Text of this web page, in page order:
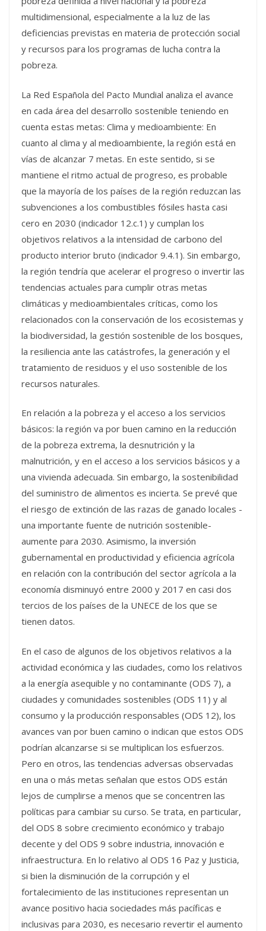
multidimensional, especialmente a la luz de las
deficiencias previstas en materia de protección social
y recursos para los programas de lucha contra la
pobreza.
La Red Española del Pacto Mundial analiza el avance
en cada área del desarrollo sostenible teniendo en
cuenta estas metas: Clima y medioambiente: En
cuanto al clima y al medioambiente, la región está en
vías de alcanzar 7 metas. En este sentido, si se
mantiene el ritmo actual de progreso, es probable
que la mayoría de los países de la región reduzcan las
subvenciones a los combustibles fósiles hasta casi
cero en 2030 (indicador 12.c.1) y cumplan los
objetivos relativos a la intensidad de carbono del
producto interior bruto (indicador 9.4.1). Sin embargo,
la región tendría que acelerar el progreso o invertir las
tendencias actuales para cumplir otras metas
climáticas y medioambientales críticas, como los
relacionados con la conservación de los ecosistemas y
la biodiversidad, la gestión sostenible de los bosques,
la resiliencia ante las catástrofes, la generación y el
tratamiento de residuos y el uso sostenible de los
recursos naturales.
En relación a la pobreza y el acceso a los servicios
básicos: la región va por buen camino en la reducción
de la pobreza extrema, la desnutrición y la
malnutrición, y en el acceso a los servicios básicos y a
una vivienda adecuada. Sin embargo, la sostenibilidad
del suministro de alimentos es incierta. Se prevé que
el riesgo de extinción de las razas de ganado locales -
una importante fuente de nutrición sostenible-
aumente para 2030. Asimismo, la inversión
gubernamental en productividad y eficiencia agrícola
en relación con la contribución del sector agrícola a la
economía disminuyó entre 2000 y 2017 en casi dos
tercios de los países de la UNECE de los que se
tienen datos.
En el caso de algunos de los objetivos relativos a la
actividad económica y las ciudades, como los relativos
a la energía asequible y no contaminante (ODS 7), a
ciudades y comunidades sostenibles (ODS 11) y al
consumo y la producción responsables (ODS 12), los
avances van por buen camino o indican que estos ODS
podrían alcanzarse si se multiplican los esfuerzos.
Pero en otros, las tendencias adversas observadas
en una o más metas señalan que estos ODS están
lejos de cumplirse a menos que se concentren las
políticas para cambiar su curso. Se trata, en particular,
del ODS 8 sobre crecimiento económico y trabajo
decente y del ODS 9 sobre industria, innovación e
infraestructura. En lo relativo al ODS 16 Paz y Justicia,
si bien la disminución de la corrupción y el
fortalecimiento de las instituciones representan un
avance positivo hacia sociedades más pacíficas e
inclusivas para 2030, es necesario revertir el aumento